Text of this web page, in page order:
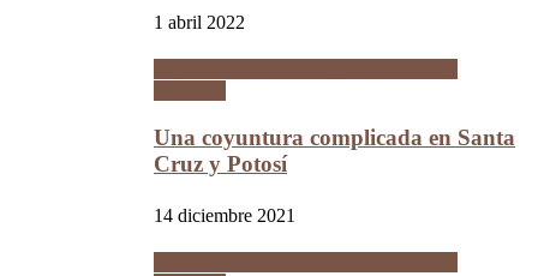
1 abril 2022
Una coyuntura complicada en Santa
Cruz y Potosí
14 diciembre 2021